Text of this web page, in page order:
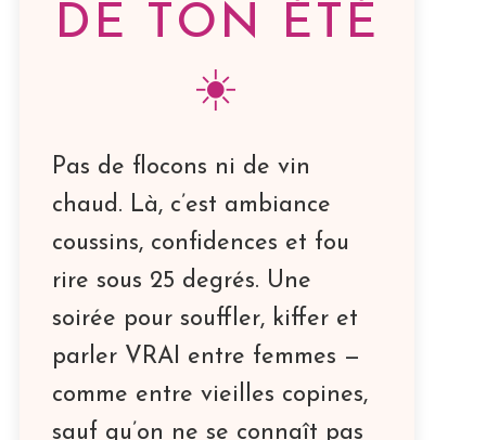
DE TON ÉTÉ
☀️
Pas de flocons ni de vin
chaud. Là, c’est ambiance
coussins, confidences et fou
rire sous 25 degrés. Une
soirée pour souffler, kiffer et
parler VRAI entre femmes —
comme entre vieilles copines,
sauf qu’on ne se connaît pas